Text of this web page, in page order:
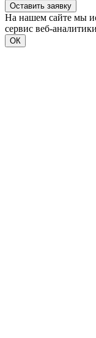
Оставить заявку
На нашем сайте мы
сервис веб-
ОК